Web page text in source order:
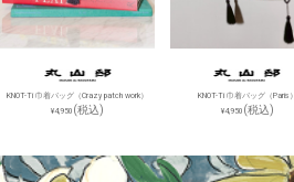
KNOT-Ti 巾着バッグ（Crazy patch work）
¥4,950 (税込)
KNOT-Ti 巾着バッグ（Paris）
¥4,950 (税込)